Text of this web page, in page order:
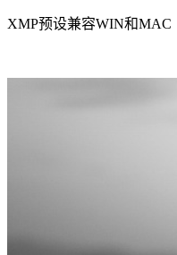
XMP预设兼容WIN和MAC